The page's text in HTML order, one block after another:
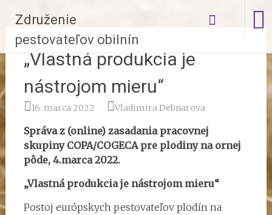
content
Združenie
pestovateľov obilnín
„Vlastná produkcia je
nástrojom mieru“
16. marca 2022 Vladimira Debnarova
Správa z (online) zasadania pracovnej
skupiny COPA/COGECA pre plodiny na ornej
pôde, 4.marca 2022.
„Vlastná produkcia je nástrojom mieru“
Postoj európskych pestovateľov plodín na